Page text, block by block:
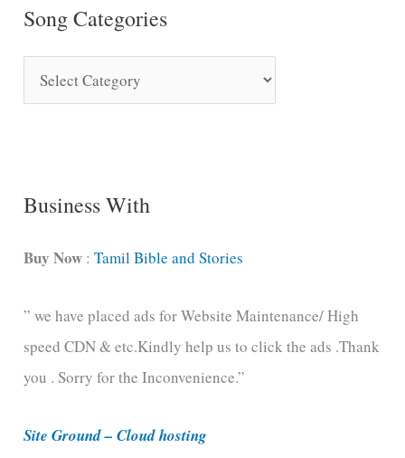
Song Categories
o
C
t
g
o
r
e
Business With
Buy Now :Tamil Bible and Stories
” we have placed ads for Website Maintenance/ High
speed CDN & etc.Kindly help us to click the ads .Thank
you . Sorry for the Inconvenience.”
Site Ground – Cloud hosting